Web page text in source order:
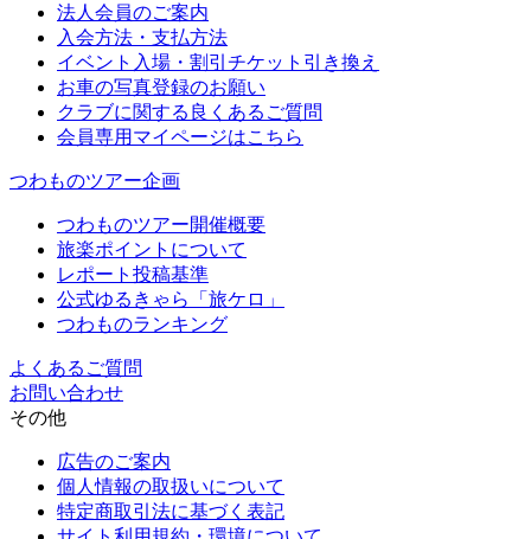
法人会員のご案内
入会方法・支払方法
イベント入場・割引チケット引き換え
お車の写真登録のお願い
クラブに関する良くあるご質問
会員専用マイページはこちら
つわものツアー企画
つわものツアー開催概要
旅楽ポイントについて
レポート投稿基準
公式ゆるきゃら「旅ケロ」
つわものランキング
よくあるご質問
お問い合わせ
その他
広告のご案内
個人情報の取扱いについて
特定商取引法に基づく表記